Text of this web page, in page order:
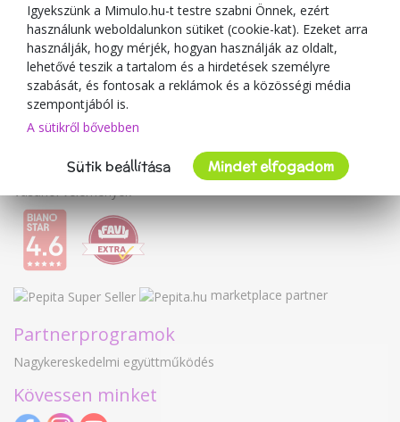
Blog
A kereskedőről
Mimulo.hu
Felhasználási feltételek
Adatvédelmi irányelvek
Együttműködés
Vásárlói vélemények
marketplace partner
Partnerprogramok
Nagykereskedelmi együttműködés
Kövessen minket
Igyekszünk a Mimulo.hu-t testre szabni Önnek, ezért
használunk weboldalunkon sütiket (cookie-kat). Ezeket arra
használják, hogy mérjék, hogyan használják az oldalt,
lehetővé teszik a tartalom és a hirdetések személyre
szabását, és fontosak a reklámok és a közösségi média
szempontjából is.
A sütikről bővebben
Sütik beállítása Mindet elfogadom